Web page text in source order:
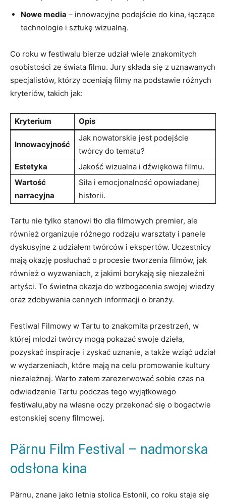
Nowe media – ​innowacyjne‍ podejście do kina, łączące
technologie i sztukę wizualną.
Co ⁤roku w festiwalu‍ bierze udział‍ wiele znakomitych
osobistości⁢ ze świata filmu. Jury składa się z uznawanych
specjalistów, którzy oceniają filmy na podstawie różnych
kryteriów, takich jak:
Kryterium Opis
Innowacyjność
Jak nowatorskie jest podejście
twórcy do tematu?
Estetyka
Jakość wizualna i ​dźwiękowa filmu.
Wartość‍
narracyjna
Siła ⁢i ⁤emocjonalność opowiadanej
historii.
Tartu nie tylko stanowi tło dla⁢ filmowych premier, ale
⁢również organizuje​ różnego rodzaju warsztaty i ⁢panele
dyskusyjne z udziałem twórców i ekspertów. Uczestnicy
mają okazję​ posłuchać o procesie ​tworzenia filmów, jak
również o wyzwaniach, z jakimi borykają ‌się niezależni
artyści.‍ To świetna okazja do wzbogacenia swojej wiedzy
oraz ⁤zdobywania cennych informacji o branży.
Festiwal Filmowy w Tartu to znakomita przestrzeń, w
której młodzi twórcy mogą pokazać ​swoje dzieła,
pozyskać inspiracje ‌i zyskać uznanie, a także wziąć⁢ udział‌
w wydarzeniach, które mają‌ na celu promowanie kultury
niezależnej. Warto zatem zarezerwować sobie czas na
odwiedzenie Tartu podczas tego wyjątkowego
festiwalu,aby na własne oczy przekonać się o bogactwie
eston­skiej sceny filmowej.
Pärnu Film Festival – nadmorska
odsłona kina
Pärnu, znane jako‍ letnia stolica ⁤Estonii, co roku staje się